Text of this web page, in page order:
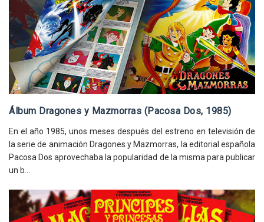
Álbum Dragones y Mazmorras (Pacosa Dos, 1985)
En el año 1985, unos meses después del estreno en televisión de
la serie de animación Dragones y Mazmorras, la editorial española
Pacosa Dos aprovechaba la popularidad de la misma para publicar
un b...